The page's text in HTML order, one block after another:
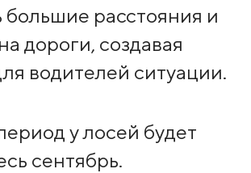
большие расстояния и
дороги, создавая
водителей ситуации.
у лосей будет
сентябрь.